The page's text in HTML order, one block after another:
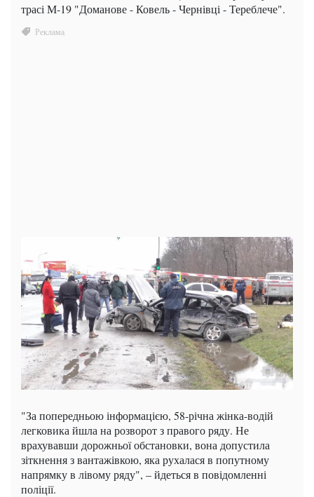
трасі М-19 "Доманове - Ковель - Чернівці - Тереблече".
"За попередньою інформацією, 58-річна жінка-водій
легковика йшла на розворот з правого ряду. Не
врахувавши дорожньої обстановки, вона допустила
зіткнення з вантажівкою, яка рухалася в попутному
напрямку в лівому ряду", – йдеться в повідомленні
поліції.